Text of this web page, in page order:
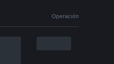
Operación